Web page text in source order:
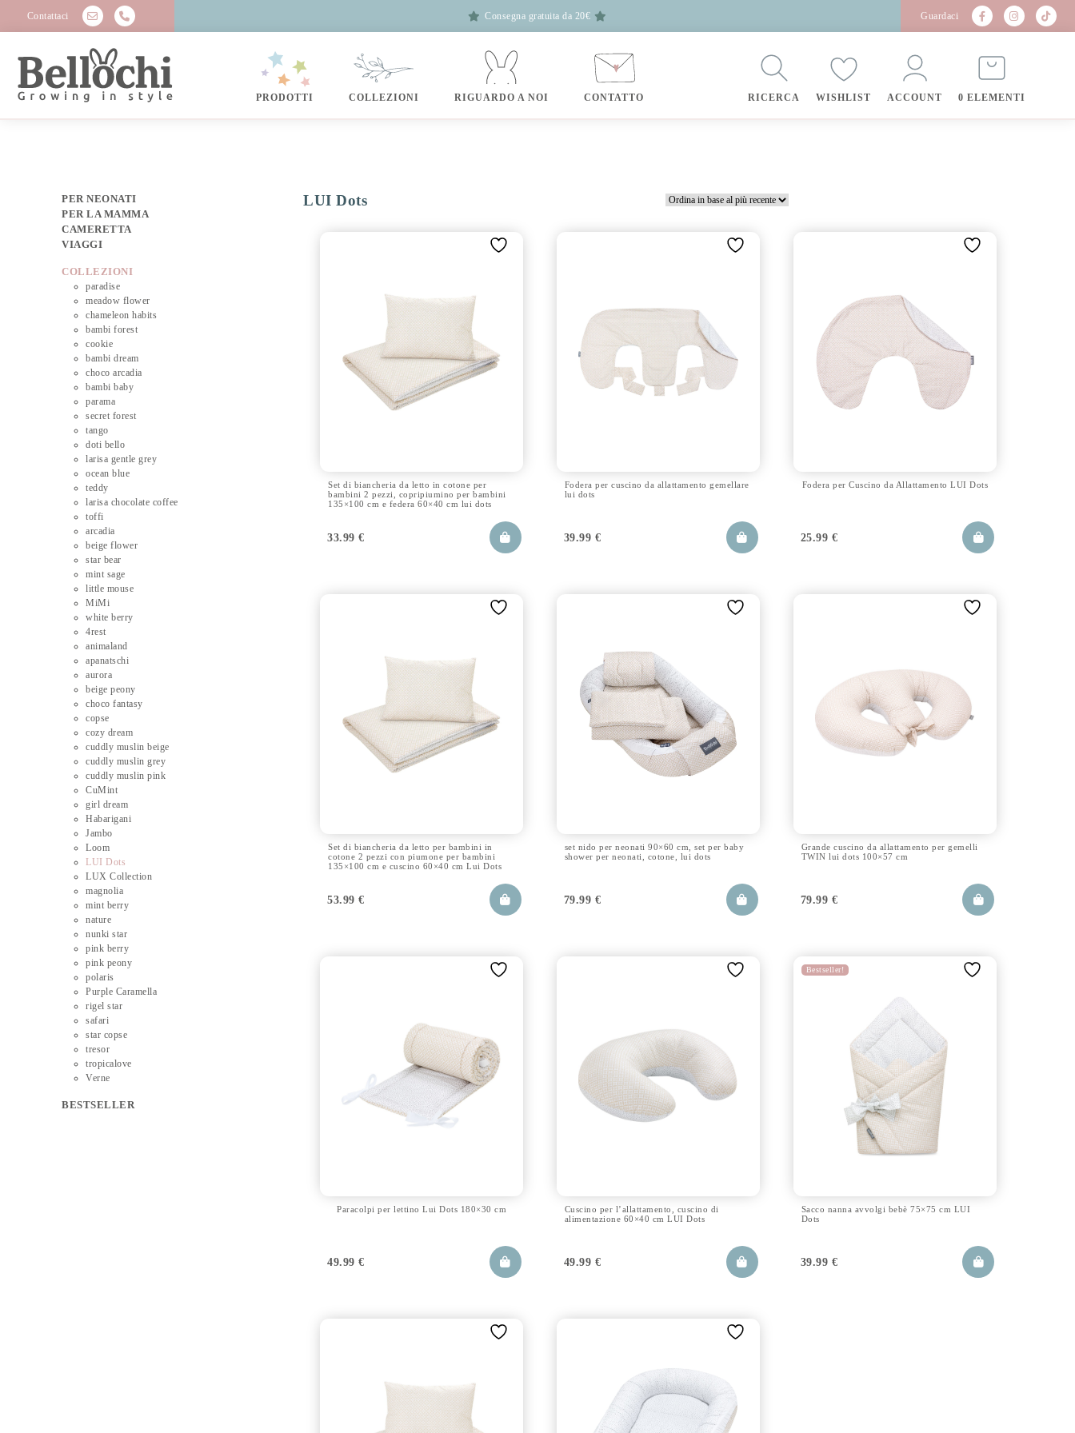
Contattaci Consegna gratuita da 20€ Guardaci
PRODOTTI COLLEZIONI RIGUARDO A NOI CONTATTO RICERCA WISHLIST ACCOUNT 0 ELEMENTI
PER NEONATI
PER LA MAMMA
CAMERETTA
VIAGGI
COLLEZIONI
paradise
meadow flower
chameleon habits
bambi forest
cookie
bambi dream
choco arcadia
bambi baby
parama
secret forest
tango
doti bello
larisa gentle grey
ocean blue
teddy
larisa chocolate coffee
toffi
arcadia
beige flower
star bear
mint sage
little mouse
MiMi
white berry
4rest
animaland
apanatschi
aurora
beige peony
choco fantasy
copse
cozy dream
cuddly muslin beige
cuddly muslin grey
cuddly muslin pink
CuMint
girl dream
Habarigani
Jambo
Loom
LUI Dots
LUX Collection
magnolia
mint berry
nature
nunki star
pink berry
pink peony
polaris
Purple Caramella
rigel star
safari
star copse
tresor
tropicalove
Verne
BESTSELLER
LUI Dots
Set di biancheria da letto in cotone per
bambini 2 pezzi, copripiumino per bambini
135×100 cm e federa 60×40 cm lui dots
33.99€
Fodera per cuscino da allattamento gemellare
lui dots
39.99 €
Fodera per Cuscino da Allattamento LUI Dots
25.99 €
Set di biancheria da letto per bambini in
cotone 2 pezzi con piumone per bambini
135×100 cm e cuscino 60×40 cm Lui Dots
53.99€
set nido per neonati 90×60 cm, set per baby
shower per neonati, cotone, lui dots
79.99 €
Grande cuscino da allattamento per gemelli
TWIN lui dots 100×57 cm
79.99 €
Paracolpi per lettino Lui Dots 180×30 cm
49.99€
Cuscino per l’allattamento, cuscino di
alimentazione 60×40 cm LUI Dots
49.99 €
Bestseller!
Sacco nanna avvolgi bebè 75×75 cm LUI
Dots
39.99 €